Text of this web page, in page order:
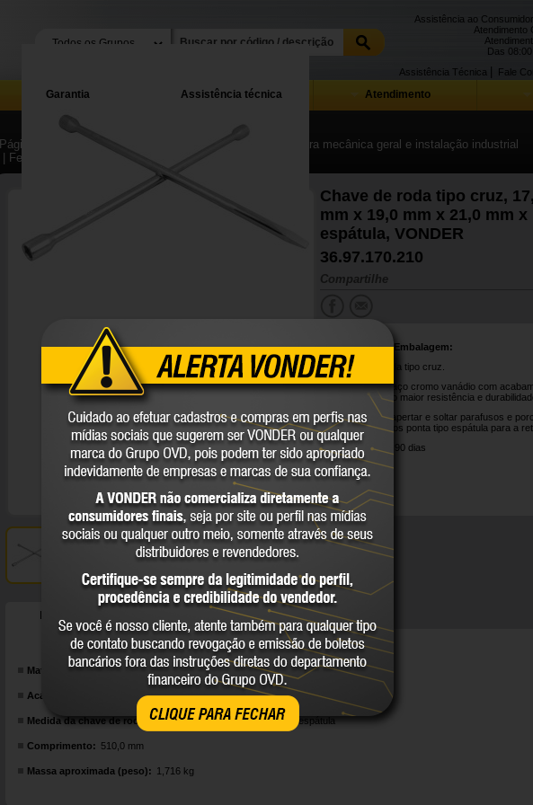
CLIQUE PARA FECHAR
Assistência ao
Atendimento
Das
Fale
Assistência Técnica
Garantia Assistência técnica Atendimento
Página Inicial
| Ferramentas manuais, equipamentos para mecânica geral e instalação industrial
| Ferramentas e equipamentos para borracharia
Chave de roda tipo cruz,
mm x 19,0 mm x 21,0 mm x
espátula, VONDER
36.97.170.210
Compartilhe
Conteúdo da Embalagem:
1 Chave de roda tipo cruz.
Produzida em aço cromo vanádio com
proporcionando maior resistência e
Indicada para apertar e soltar parafusos e
em um dos lados ponta tipo espátula para a
Garantia legal: 90 dias
Material: Aço cromo vanádio
Acabamento:
Medida da chave de roda: 17,0 mm x 19,0 mm x 21,0 mm x espátula
Comprimento: 510,0 mm
Massa aproximada (peso): 1,716 kg